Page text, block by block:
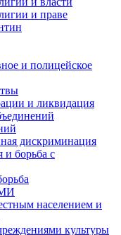
и праве
и полицейское
и ликвидация
дискриминация
борьба с
населением и
культуры